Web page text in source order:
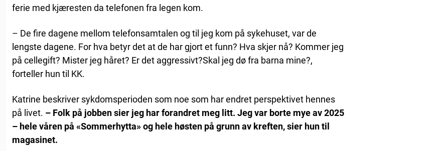
ferie med kjæresten da telefonen fra legen kom.
– De fire dagene mellom telefonsamtalen og til jeg kom på sykehuset, var de
lengste dagene. For hva betyr det at de har gjort et funn? Hva skjer nå? Kommer jeg
på cellegift? Mister jeg håret? Er det aggressivt?Skal jeg dø fra barna mine?,
forteller hun til KK.
Katrine beskriver sykdomsperioden som noe som har endret perspektivet hennes
på livet. – Folk på jobben sier jeg har forandret meg litt. Jeg var borte mye av 2025
– hele våren på «Sommerhytta» og hele høsten på grunn av kreften, sier hun til
magasinet.